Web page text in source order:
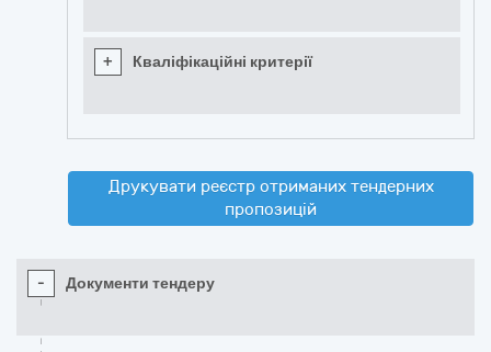
+ Кваліфікаційні критерії
Друкувати реєстр отриманих тендерних
пропозицій
- Документи тендеру